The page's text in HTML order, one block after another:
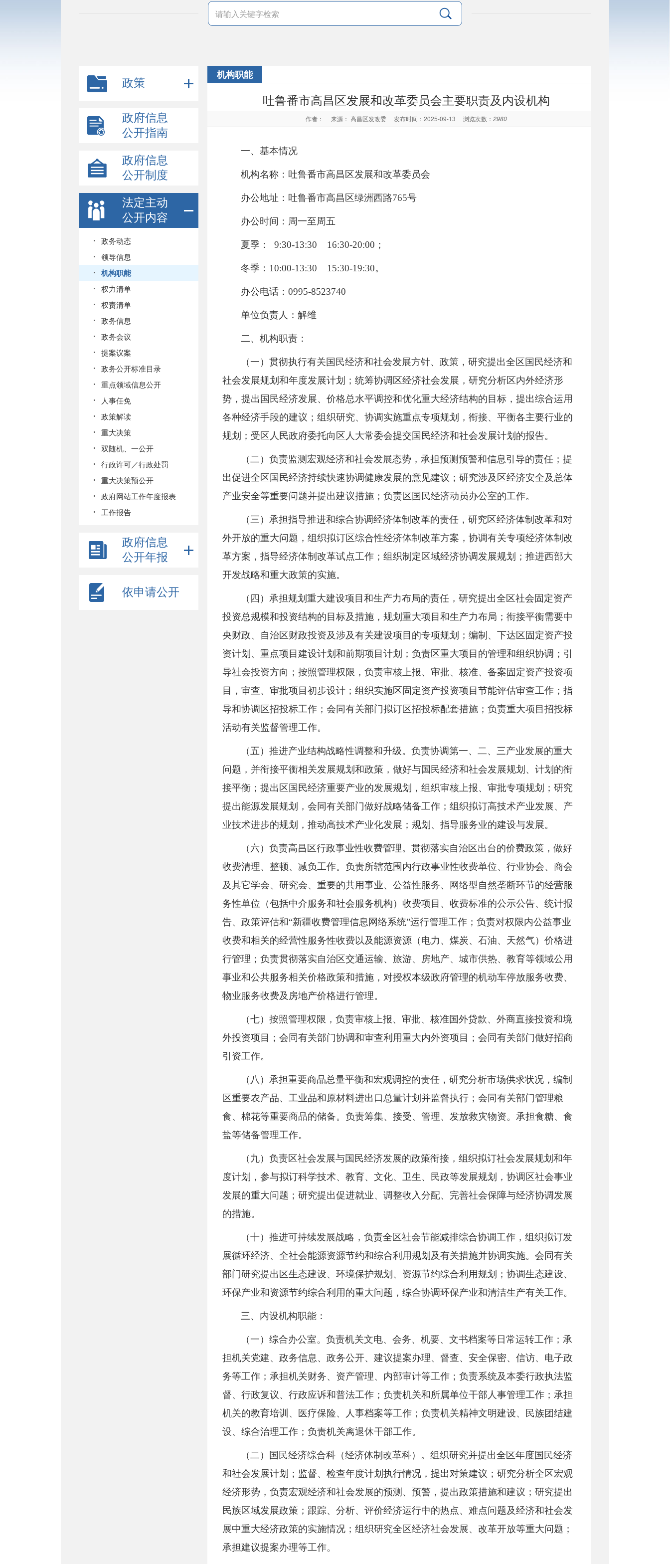
政策
政府信息
公开指南
政府信息
公开制度
法定主动
公开内容
政务动态
领导信息
机构职能
权力清单
权责清单
政务信息
政务会议
提案议案
政务公开标准目录
重点领域信息公开
人事任免
政策解读
重大决策
双随机、一公开
行政许可／行政处罚
重大决策预公开
政府网站工作年度报表
工作报告
政府信息
公开年报
依申请公开
机构职能
吐鲁番市高昌区发展和改革委员会主要职责及内设机构
作者： 来源： 高昌区发改委 发布时间：2025-09-13 浏览次数： 2980
一、基本情况
机构名称：吐鲁番市高昌区发展和改革委员会
办公地址： 吐鲁番市高昌区绿洲西路765号
办公时间：周一至周五
夏季： 9:30-13:30 16:30-20:00；
冬季：10:00-13:30 15:30-19:30。
办公电话：0995-8523740
单位负责人：解维
二、机构职责：
（一）贯彻执行有关国民经济和社会发展方针、政策，研究提出全区国民经济和
社会发展规划和年度发展计划；统筹协调区经济社会发展，研究分析区内外经济形
势，提出国民经济发展、价格总水平调控和优化重大经济结构的目标，提出综合运用
各种经济手段的建议；组织研究、协调实施重点专项规划，衔接、平衡各主要行业的
规划；受区人民政府委托向区人大常委会提交国民经济和社会发展计划的报告。
（二）负责监测宏观经济和社会发展态势，承担预测预警和信息引导的责任；提
出促进全区国民经济持续快速协调健康发展的意见建议；研究涉及区经济安全及总体
产业安全等重要问题并提出建议措施；负责区国民经济动员办公室的工作。
（三）承担指导推进和综合协调经济体制改革的责任，研究区经济体制改革和对
外开放的重大问题，组织拟订区综合性经济体制改革方案，协调有关专项经济体制改
革方案，指导经济体制改革试点工作；组织制定区域经济协调发展规划；推进西部大
开发战略和重大政策的实施。
（四）承担规划重大建设项目和生产力布局的责任，研究提出全区社会固定资产
投资总规模和投资结构的目标及措施，规划重大项目和生产力布局；衔接平衡需要中
央财政、自治区财政投资及涉及有关建设项目的专项规划；编制、下达区固定资产投
资计划、重点项目建设计划和前期项目计划；负责区重大项目的管理和组织协调；引
导社会投资方向；按照管理权限，负责审核上报、审批、核准、备案固定资产投资项
目，审查、审批项目初步设计；组织实施区固定资产投资项目节能评估审查工作；指
导和协调区招投标工作；会同有关部门拟订区招投标配套措施；负责重大项目招投标
活动有关监督管理工作。
（五）推进产业结构战略性调整和升级。负责协调第一、二、三产业发展的重大
问题，并衔接平衡相关发展规划和政策，做好与国民经济和社会发展规划、计划的衔
接平衡；提出区国民经济重要产业的发展规划，组织审核上报、审批专项规划；研究
提出能源发展规划，会同有关部门做好战略储备工作；组织拟订高技术产业发展、产
业技术进步的规划，推动高技术产业化发展；规划、指导服务业的建设与发展。
（六）负责高昌区行政事业性收费管理。贯彻落实自治区出台的价费政策，做好
收费清理、整顿、减负工作。负责所辖范围内行政事业性收费单位、行业协会、商会
及其它学会、研究会、重要的共用事业、公益性服务、网络型自然垄断环节的经营服
务性单位（包括中介服务和社会服务机构）收费项目、收费标准的公示公告、统计报
告、政策评估和“新疆收费管理信息网络系统”运行管理工作；负责对权限内公益事业
收费和相关的经营性服务性收费以及能源资源（电力、煤炭、石油、天然气）价格进
行管理；负责贯彻落实自治区交通运输、旅游、房地产、城市供热、教育等领域公用
事业和公共服务相关价格政策和措施，对授权本级政府管理的机动车停放服务收费、
物业服务收费及房地产价格进行管理。
（七）按照管理权限，负责审核上报、审批、核准国外贷款、外商直接投资和境
外投资项目；会同有关部门协调和审查利用重大内外资项目；会同有关部门做好招商
引资工作。
（八）承担重要商品总量平衡和宏观调控的责任，研究分析市场供求状况，编制
区重要农产品、工业品和原材料进出口总量计划并监督执行；会同有关部门管理粮
食、棉花等重要商品的储备。负责筹集、接受、管理、发放救灾物资。承担食糖、食
盐等储备管理工作。
（九）负责区社会发展与国民经济发展的政策衔接，组织拟订社会发展规划和年
度计划，参与拟订科学技术、教育、文化、卫生、民政等发展规划，协调区社会事业
发展的重大问题；研究提出促进就业、调整收入分配、完善社会保障与经济协调发展
的措施。
（十）推进可持续发展战略，负责全区社会节能减排综合协调工作，组织拟订发
展循环经济、全社会能源资源节约和综合利用规划及有关措施并协调实施。会同有关
部门研究提出区生态建设、环境保护规划、资源节约综合利用规划；协调生态建设、
环保产业和资源节约综合利用的重大问题，综合协调环保产业和清洁生产有关工作。
三、 内设机构职能：
（一）综合办公室。负责机关文电、会务、机要、文书档案等日常运转工作；承
担机关党建、政务信息、政务公开、建议提案办理、督查、安全保密、信访、电子政
务等工作；承担机关财务、资产管理、内部审计等工作；负责系统及本委行政执法监
督、行政复议、行政应诉和普法工作；负责机关和所属单位干部人事管理工作；承担
机关的教育培训、医疗保险、人事档案等工作；负责机关精神文明建设、民族团结建
设、综合治理工作；负责机关离退休干部工作。
（二）国民经济综合科（经济体制改革科）。组织研究并提出全区年度国民经济
和社会发展计划；监督、检查年度计划执行情况，提出对策建议；研究分析全区宏观
经济形势，负责宏观经济和社会发展的预测、预警，提出政策措施和建议；研究提出
民族区域发展政策；跟踪、分析、评价经济运行中的热点、难点问题及经济和社会发
展中重大经济政策的实施情况；组织研究全区经济社会发展、改革开放等重大问题；
承担建议提案办理等工作。